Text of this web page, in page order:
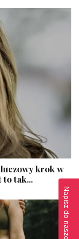
krok w
to tak...